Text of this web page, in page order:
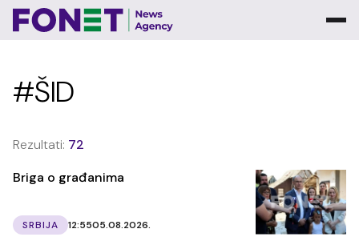
#ŠID
Rezultati: 72
Briga o građanima
SRBIJA 12:5505.08.2026.